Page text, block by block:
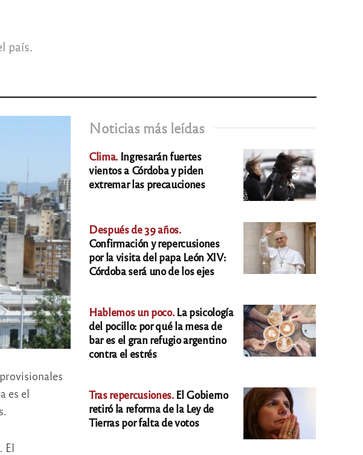
país.
es el
El
Noticias más leídas
Clima. Ingresarán fuertes
vientos a Córdoba y piden
extremar las precauciones
Después de 39 años.
Confirmación y repercusiones
por la visita del papa León XIV:
Córdoba será uno de los ejes
Hablemos un poco.La psicología
del pocillo: por qué la mesa de
bar es el gran refugio argentino
contra el estrés
Tras repercusiones.El Gobierno
retiró la reforma de la Ley de
Tierras por falta de votos